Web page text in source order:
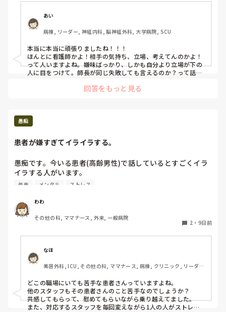
私はやむを得ない引っ越しで転職したりしてる人に仕事のた
めに生きてるね！なんか言わない‥
れてたんだよ」「もっと周りみようね」など、言われます。
これは私が悪いんですけど、、
でも、私が萎縮しちゃって、結局ミスも増えちゃいます。
プチお局Aは、初対面くらいからなんとなく苦手意識があっ
たんですよね。やっぱり第一印象の直感って当たってます
ね。
逃げてたつもりが最後、振り返りに強制連行されて、一緒に
振り返り。1日の振り返りって、4ヶ月も働いてたら書くこと
うって言われているのに、プチお局Aは、「じゃあ今日何も
あと褒めない！全然私のこと褒めない！嫌いです！
あい
病棟, リーダー, 神経内科, 脳神経外科, 大学病院, SCU
本当に本当に頑張りましたね！！！
ほんとに看護師かよ！相手の気持ち、立場、考えてんのかよ！
って人いますよね。嫌味ばっかり、しかも自分より立場が下の
人に目をつけて。師長が同じ失敗しても言えるのか？って話で
普段ならできるのに、その人とだからミスしちゃうのも、めっ
とをフィードバックするってできないもんですかね？褒められ
て育ってこなかったんだな、可哀想にと思っちゃいます。
明日も出勤でしょうか。どうかお局さん達とシフトが被ってい
ませんように。
回答をもっと見る
愚痴
患者が嫌すぎてイライラする。
愚痴です。今いる患者(高齢男性)で話しているとすごくイラ
イラする人がいます。
・こちらが説明したことを「聞いていない、書いてないから
・私の説明を素直に聞き入れないのに、同じ内容を男性スタ
ッフがいうとあっさり引き下がる。
・私がちょっと失敗したことをいつまでも責める。
い。
過去にも女性看護師には強気だけど、医師や男性スタッフの
いうことは聞く患者は沢山いて慣れているつもりでした。し
かしこの人は本当に嫌です。心の底から嫌です。外来なので
長くても30分もかかわらないのですが、気持ちを切り替えら
れない自分が嫌です。
外来 メンタル ストレス
わわ
その他の科, ママナース, 外来, 一般病院
2 ・ 9日前
なほ
美容外科, ICU, その他の科, ママナース, 病棟, クリニック, リーダ
どこの職場にいても苦手な患者さんっていますよね。
他のスタッフもその患者さんのこと苦手なのでしょうか？
共感してもらって、慰めてもらいながら乗り越えてました。
また、対応するスタッフを毎回変えながら1人の人がストレス